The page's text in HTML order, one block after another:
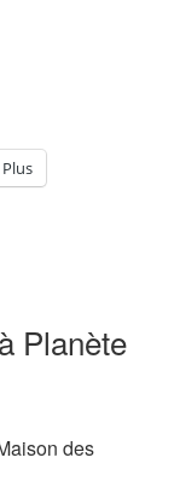
Plus
Planète
des